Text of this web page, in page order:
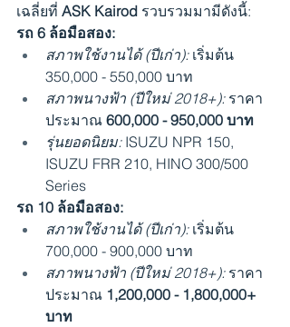
เฉลี่ยที่ ASK Kairod รวบรวมมามีดังนี้:
รถ 6 ล้อมือสอง:
สภาพใช้งานได้ (ปีเก่า): เริ่มต้น
350,000 - 550,000 บาท
สภาพนางฟ้า (ปีใหม่ 2018+): ราคา
ประมาณ 600,000 - 950,000 บาท
รุ่นยอดนิยม: ISUZU NPR 150,
ISUZU FRR 210, HINO 300/500
Series
รถ 10 ล้อมือสอง:
สภาพใช้งานได้ (ปีเก่า): เริ่มต้น
700,000 - 900,000 บาท
สภาพนางฟ้า (ปีใหม่ 2018+): ราคา
ประมาณ 1,200,000 - 1,800,000+
บาท